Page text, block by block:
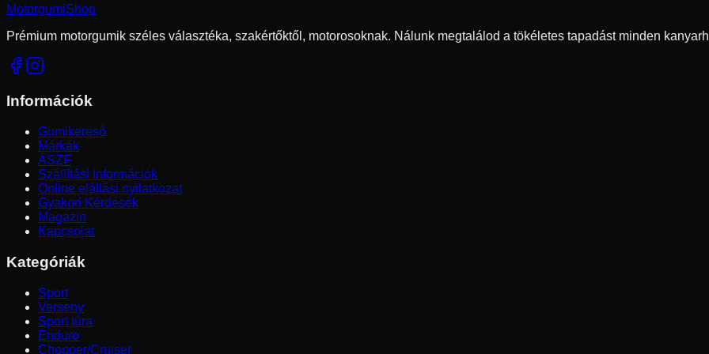
MotorgumiShop
Prémium motorgumik széles választéka, szakértőktől, motorosoknak. Nálunk megtalálod a tökéletes tapadást minden
Információk
Gumikereső
Márkák
ÁSZF
Szállítási Információk
Online elállási nyilatkozat
Gyakori Kérdések
Magazin
Kapcsolat
Kategóriák
Sport
Verseny
Sport túra
Enduro
Chopper/Cruiser